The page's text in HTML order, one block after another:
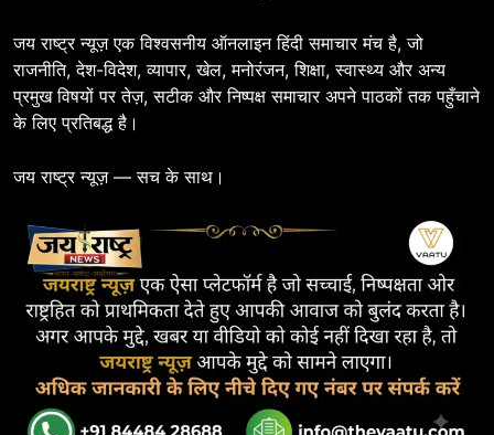
जय राष्ट्र न्यूज़ एक विश्वसनीय ऑनलाइन हिंदी समाचार मंच है, जो
राजनीति, देश-विदेश, व्यापार, खेल, मनोरंजन, शिक्षा, स्वास्थ्य और अन्य
प्रमुख विषयों पर तेज़, सटीक और निष्पक्ष समाचार अपने पाठकों तक पहुँचाने
के लिए प्रतिबद्ध है।
जय राष्ट्र न्यूज़ — सच के साथ।